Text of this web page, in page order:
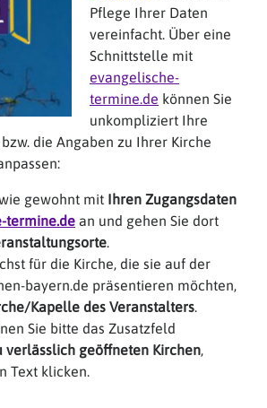
Pflege Ihrer Daten
vereinfacht. Über eine
Schnittstelle mit
evangelische-
termine.de können Sie
unkompliziert Ihre
die Angaben zu Ihrer Kirche
gewohnt mit Ihren Zugangsdaten
termine.de an und gehen Sie dort
.
für die Kirche, die sie auf der
bayern.de präsentieren möchten,
Kapelle des Veranstalters.
Sie bitte das Zusatzfeld
verlässlich geöffneten Kirchen,
Text klicken.